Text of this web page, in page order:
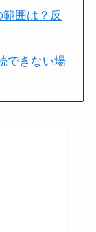
範囲は？反
できない場